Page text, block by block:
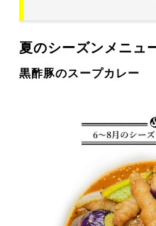
夏のシーズンメニュ
黒酢豚のスープカレー